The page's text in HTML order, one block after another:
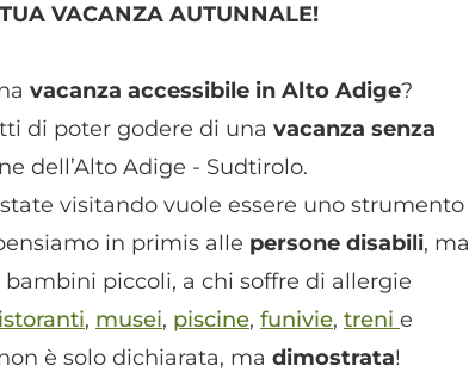
VACANZA AUTUNNALE!
vacanza accessibile in Alto Adige?
di poter godere di una vacanza senza
dell’Alto Adige - Sudtirolo.
visitando vuole essere uno strumento
in primis alle persone disabili, ma
piccoli, a chi soffre di allergie
, musei, piscine, funivie, treni e
è solo dichiarata, ma dimostrata!